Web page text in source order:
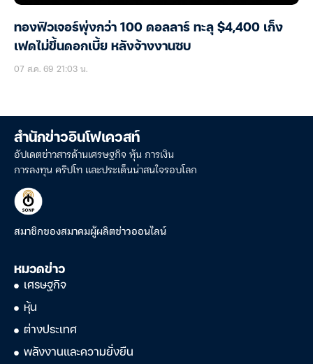
ทองฟิวเจอร์พุ่งกว่า 100 ดอลลาร์ ทะลุ $4,400 เก็ง
เฟดไม่ขึ้นดอกเบี้ย หลังจ้างงานซบ
07 ส.ค. 69 21:03 น.
สำนักข่าวอินโฟเควสท์
อัปเดตข่าวสารด้านเศรษฐกิจ หุ้น การเงิน
การลงทุน คริปโท และประเด็นน่าสนใจรอบโลก
สมาชิกของสมาคมผู้ผลิตข่าวออนไลน์
หมวดข่าว
เศรษฐกิจ
หุ้น
ต่างประเทศ
พลังงานและความยั่งยืน